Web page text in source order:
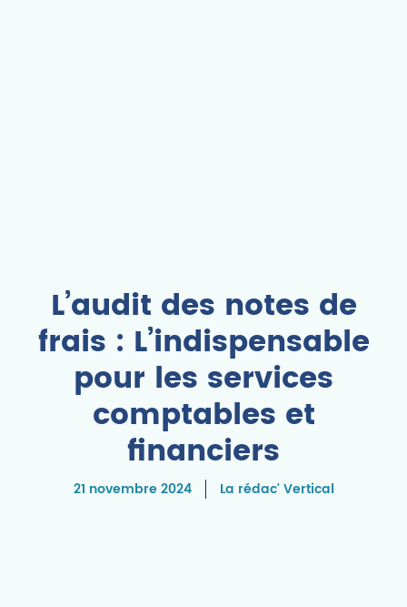
L’audit des notes de
frais : L’indispensable
pour les services
comptables et
financiers
21 novembre 2024 La rédac' Vertical